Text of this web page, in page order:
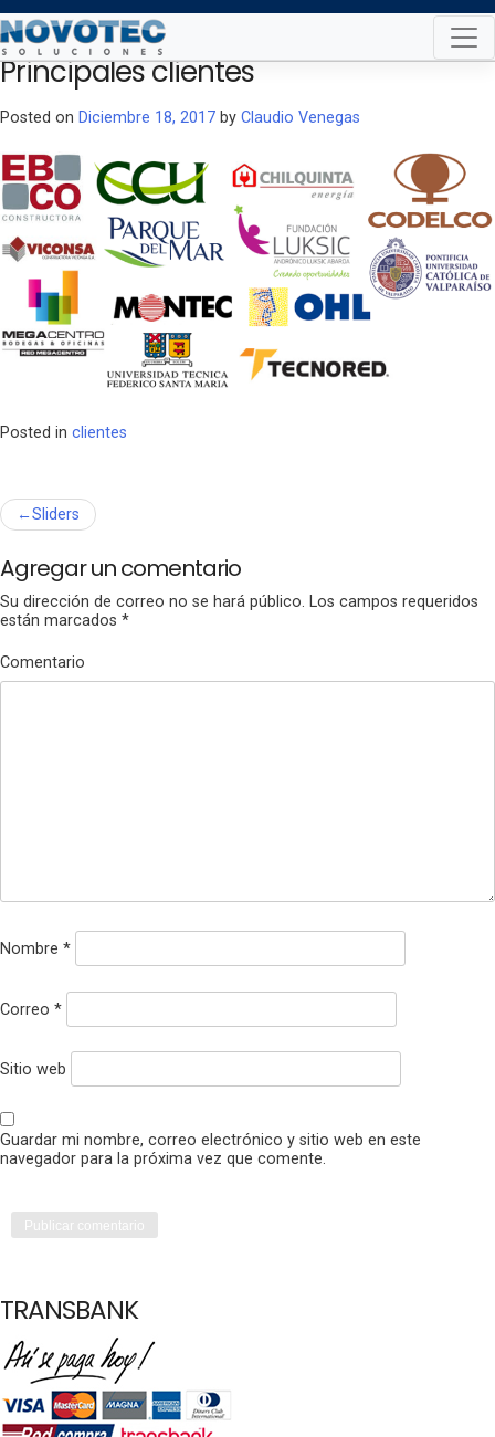
Skip
to
content
Principales clientes
Posted on Diciembre 18, 2017 by Claudio Venegas
Posted in clientes
Navegación
de
entradas
Sliders
Agregar un comentario
Su dirección de correo no se hará público. Los campos requeridos
están marcados *
Comentario
Nombre *
Correo *
Sitio web
Guardar mi nombre, correo electrónico y sitio web en este
navegador para la próxima vez que comente.
TRANSBANK